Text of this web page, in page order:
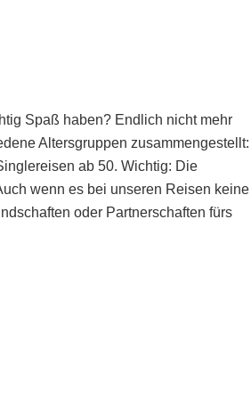
Spaß haben? Endlich nicht mehr
Altersgruppen zusammengestellt:
ab 50. Wichtig: Die
wenn es bei unseren Reisen keine
oder Partnerschaften fürs